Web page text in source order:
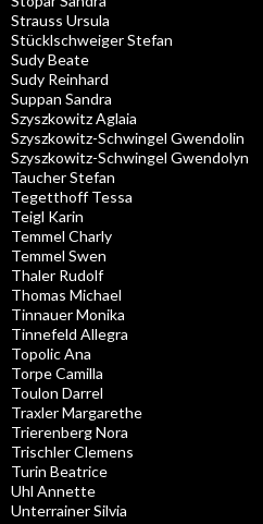
Strauss Ursula
Stücklschweiger Stefan
Sudy Beate
Sudy Reinhard
Suppan Sandra
Szyszkowitz Aglaia
Szyszkowitz-Schwingel Gwendolin
Szyszkowitz-Schwingel Gwendolyn
Taucher Stefan
Tegetthoff Tessa
Teigl Karin
Temmel Charly
Temmel Swen
Thaler Rudolf
Thomas Michael
Tinnauer Monika
Tinnefeld Allegra
Topolic Ana
Torpe Camilla
Toulon Darrel
Traxler Margarethe
Trierenberg Nora
Trischler Clemens
Turin Beatrice
Uhl Annette
Unterrainer Silvia